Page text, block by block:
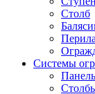
Столб
Перила
Системы